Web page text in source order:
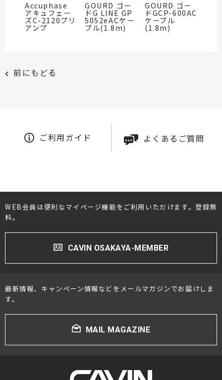
Accuphase
アキュフェー
ズC-2120プリ
アンプ
GOURD ゴー
ドG LINE GP
5052eACケー
ブル(1.8m)
GOURD ゴー
ドGCP-600AC
ケーブル
(1.8m)
前にもどる
ご利用ガイド よくあるご質問
WEB会員は便利なマイページ機能をご利用いただけます。登録無
料。
CAVIN OSAKAYA-MEMBER
最新情報、キャンペーン情報などをメールマガジンでお届けしま
す。
MAIL MAGAZINE